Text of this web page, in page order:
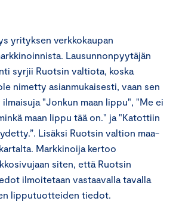
yrityksen verkkokaupan
Lausunnonpyytäjän
syrjii Ruotsin valtiota, koska
nimetty asianmukaisesti, vaan sen
"Jonkun maan lippu", "Me ei
maan lippu tää on." ja "Katottiin
Lisäksi Ruotsin valtion maa-
Markkinoija kertoo
siten, että Ruotsin
ilmoitetaan vastaavalla tavalla
lipputuotteiden tiedot.